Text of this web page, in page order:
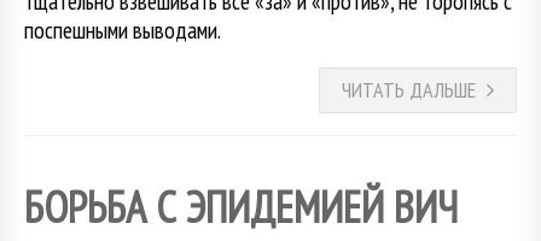
поспешными выводами.
ЧИТАТЬ ДАЛЬШЕ
БОРЬБА С ЭПИДЕМИЕЙ ВИЧ